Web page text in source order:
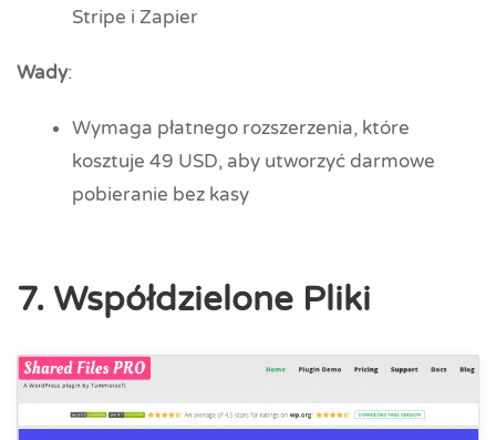
Stripe i Zapier
Wady:
Wymaga płatnego rozszerzenia, które
kosztuje 49 USD, aby utworzyć darmowe
pobieranie bez kasy
7. Współdzielone Pliki